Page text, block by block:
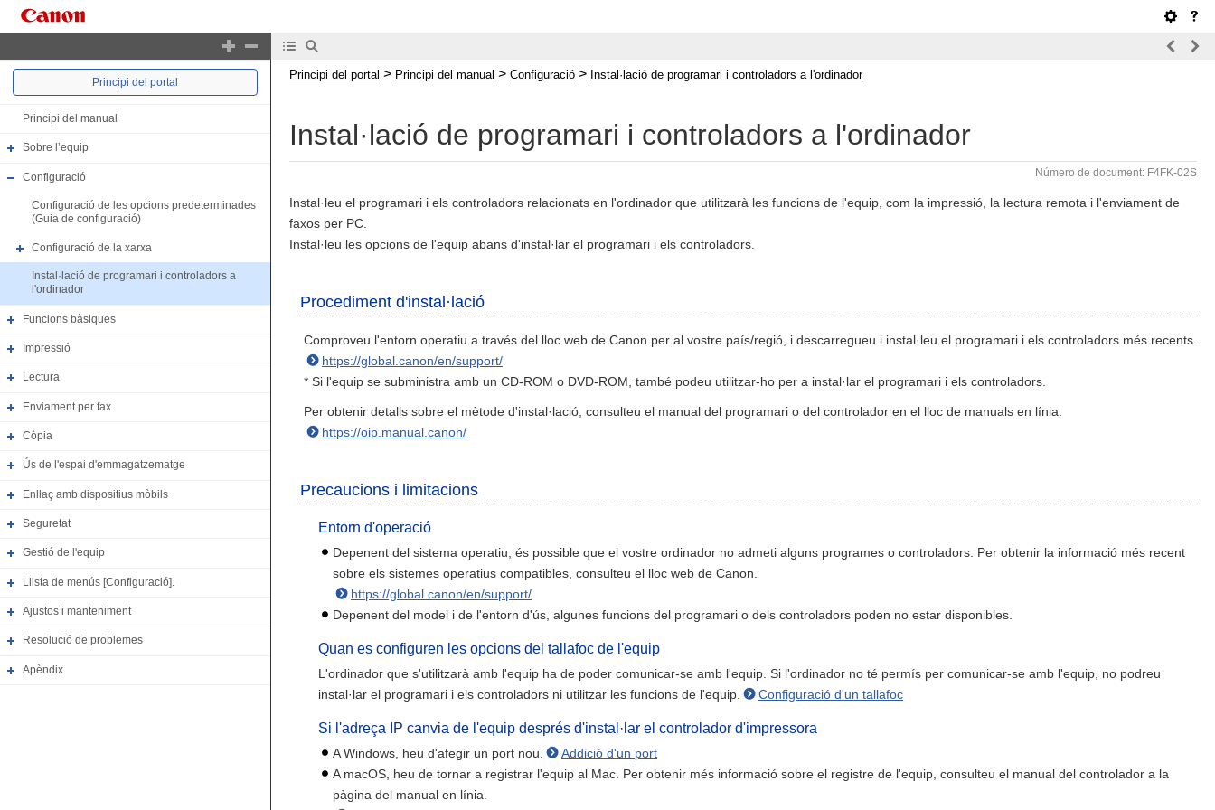
Principi del portal
Principi del manual
Sobre l’equip
Configuració
Configuració de les opcions predeterminades
(Guia de configuració)
Configuració de la xarxa
Instal·lació de programari i controladors a
l'ordinador
Funcions bàsiques
Impressió
Lectura
Enviament per fax
Còpia
Ús de l'espai d'emmagatzematge
Enllaç amb dispositius mòbils
Seguretat
Gestió de l'equip
Llista de menús [Configuració].
Ajustos i manteniment
Resolució de problemes
Apèndix
Principi del portal > Principi del manual > Configuració > Instal·lació de programari i controladors a l'ordinador
Instal·lació de programari i controladors a l'ordinador
Número de document: F4FK-02S
Instal·leu el programari i els controladors relacionats en l'ordinador que utilitzarà les funcions de l'equip, com la impressió, la lectura remota i l'enviament de
faxos per PC.
Instal·leu les opcions de l'equip abans d'instal·lar el programari i els controladors.
Procediment d'instal·lació
Comproveu l'entorn operatiu a través del lloc web de Canon per al vostre país/regió, i descarregueu i instal·leu el programari i els controladors més recents.
https://global.canon/en/support/
* Si l'equip se subministra amb un CD-ROM o DVD-ROM, també podeu utilitzar-ho per a instal·lar el programari i els controladors.
Per obtenir detalls sobre el mètode d'instal·lació, consulteu el manual del programari o del controlador en el lloc de manuals en línia.
https://oip.manual.canon/
Precaucions i limitacions
Entorn d'operació
Depenent del sistema operatiu, és possible que el vostre ordinador no admeti alguns programes o controladors. Per obtenir la informació més recent
sobre els sistemes operatius compatibles, consulteu el lloc web de Canon.
https://global.canon/en/support/
Depenent del model i de l'entorn d'ús, algunes funcions del programari o dels controladors poden no estar disponibles.
Quan es configuren les opcions del tallafoc de l'equip
L'ordinador que s'utilitzarà amb l'equip ha de poder comunicar-se amb l'equip. Si l'ordinador no té permís per comunicar-se amb l'equip, no podreu
instal·lar el programari i els controladors ni utilitzar les funcions de l'equip.
Configuració d'un tallafoc
Si l'adreça IP canvia de l'equip després d'instal·lar el controlador d'impressora
A Windows, heu d'afegir un port nou.
Addició d'un port
A macOS, heu de tornar a registrar l'equip al Mac. Per obtenir més informació sobre el registre de l'equip, consulteu el manual del controlador a la
pàgina del manual en línia.